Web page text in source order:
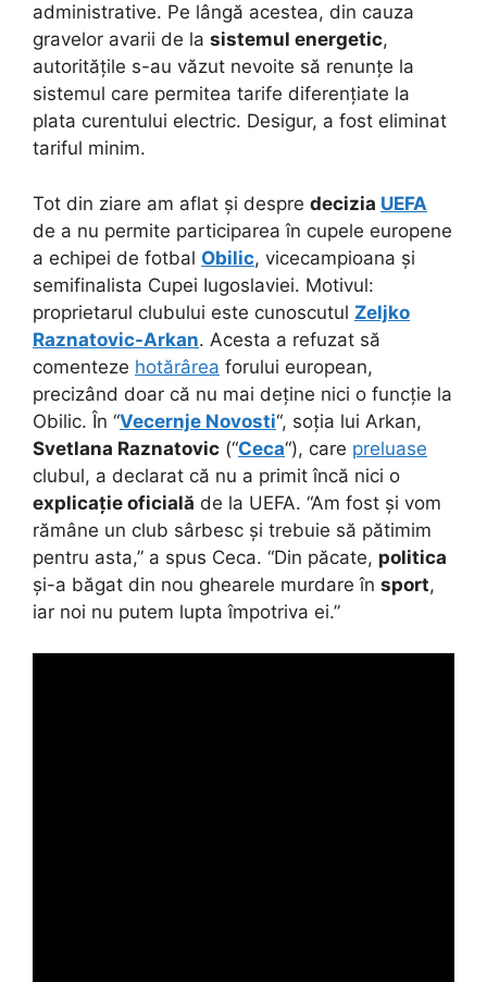
administrative. Pe lângă acestea, din cauza
gravelor avarii de la sistemul energetic,
autoritățile s-au văzut nevoite să renunțe la
sistemul care permitea tarife diferențiate la
plata curentului electric. Desigur, a fost eliminat
tariful minim.
Tot din ziare am aflat și despre decizia UEFA
de a nu permite participarea în cupele europene
a echipei de fotbal Obilic, vicecampioana și
semifinalista Cupei Iugoslaviei. Motivul:
proprietarul clubului este cunoscutul Zeljko
Raznatovic-Arkan. Acesta a refuzat să
comenteze hotărârea forului european,
precizând doar că nu mai deține nici o funcție la
Obilic. În “Vecernje Novosti“, soția lui Arkan,
Svetlana Raznatovic (“Ceca“), care preluase
clubul, a declarat că nu a primit încă nici o
explicație oficială de la UEFA. “Am fost și vom
rămâne un club sârbesc și trebuie să pătimim
pentru asta,” a spus Ceca. “Din păcate, politica
și-a băgat din nou ghearele murdare în sport,
iar noi nu putem lupta împotriva ei.”